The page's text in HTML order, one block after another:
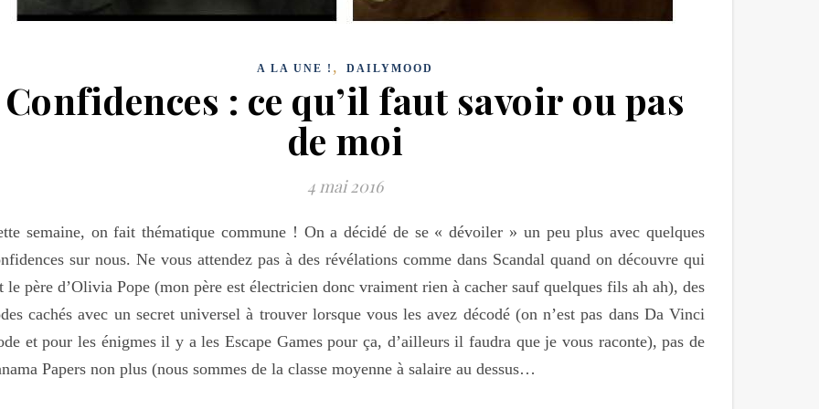
A LA UNE ! , DAILYMOOD
Confidences : ce qu’il faut savoir ou pas
de moi
4 mai 2016
semaine, on fait thématique commune ! On a décidé de se « dévoiler » un peu plus avec quelques
sur nous. Ne vous attendez pas à des révélations comme dans Scandal quand on découvre qui
le père d’Olivia Pope (mon père est électricien donc vraiment rien à cacher sauf quelques fils ah ah), des
cachés avec un secret universel à trouver lorsque vous les avez décodé (on n’est pas dans Da Vinci
et pour les énigmes il y a les Escape Games pour ça, d’ailleurs il faudra que je vous raconte), pas de
Papers non plus (nous sommes de la classe moyenne à salaire au dessus…